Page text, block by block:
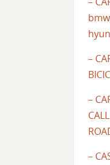
–
–
–